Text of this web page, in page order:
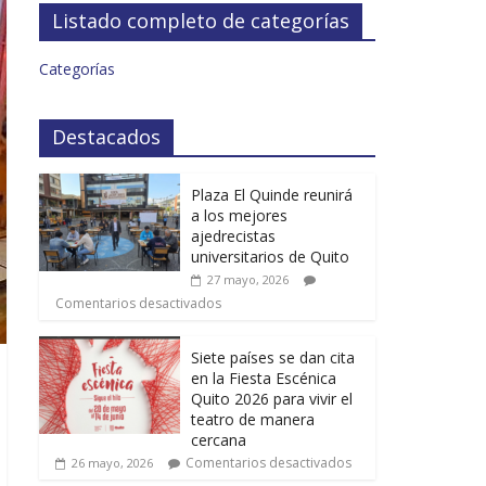
Listado completo de categorías
Categorías
Destacados
Plaza El Quinde reunirá
a los mejores
ajedrecistas
universitarios de Quito
27 mayo, 2026
Comentarios desactivados
Siete países se dan cita
en la Fiesta Escénica
Quito 2026 para vivir el
teatro de manera
cercana
26 mayo, 2026 Comentarios desactivados